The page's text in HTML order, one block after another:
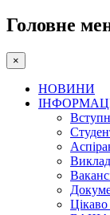
Головне
×
НОВИНИ